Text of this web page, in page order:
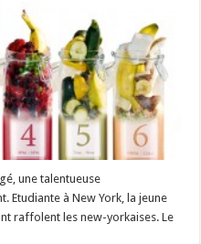
corps
régénéré
avec
DIETOX
une talentueuse
Etudiante à New York, la jeune
raffolent les new-yorkaises. Le